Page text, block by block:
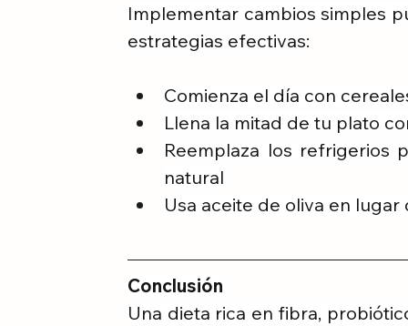
Implementar cambios simples
estrategias efectivas:
Comienza el día con
Llena la mitad de tu plato
Reemplaza los refrigerios
natural
Usa aceite de oliva en
Conclusión
Una dieta rica en fibra,